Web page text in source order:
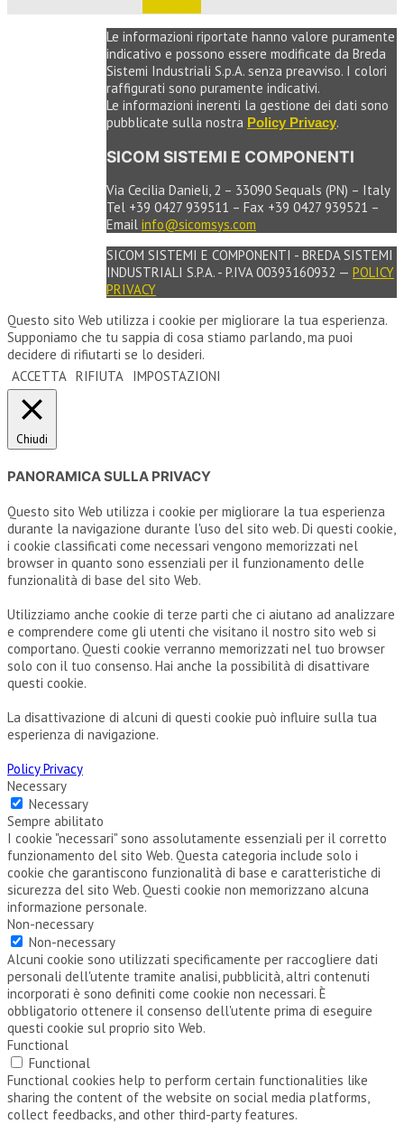
Le informazioni riportate hanno valore puramente
indicativo e possono essere modificate da Breda
Sistemi Industriali S.p.A. senza preavviso. I colori
raffigurati sono puramente indicativi.
Le informazioni inerenti la gestione dei dati sono
pubblicate sulla nostra Policy Privacy.
SICOM SISTEMI E COMPONENTI
Via Cecilia Danieli, 2 – 33090 Sequals (PN) – Italy
Tel +39 0427 939511 – Fax +39 0427 939521 –
Email info@sicomsys.com
SICOM SISTEMI E COMPONENTI - BREDA SISTEMI
INDUSTRIALI S.P.A. - P.IVA 00393160932 — POLICY
PRIVACY
Questo sito Web utilizza i cookie per migliorare la tua esperienza.
Supponiamo che tu sappia di cosa stiamo parlando, ma puoi
decidere di rifiutarti se lo desideri.
ACCETTA RIFIUTA IMPOSTAZIONI
Chiudi
PANORAMICA SULLA PRIVACY
Questo sito Web utilizza i cookie per migliorare la tua esperienza
durante la navigazione durante l'uso del sito web. Di questi cookie,
i cookie classificati come necessari vengono memorizzati nel
browser in quanto sono essenziali per il funzionamento delle
funzionalità di base del sito Web.
Utilizziamo anche cookie di terze parti che ci aiutano ad analizzare
e comprendere come gli utenti che visitano il nostro sito web si
comportano. Questi cookie verranno memorizzati nel tuo browser
solo con il tuo consenso. Hai anche la possibilità di disattivare
questi cookie.
La disattivazione di alcuni di questi cookie può influire sulla tua
esperienza di navigazione.
Policy Privacy
Necessary
Necessary
Sempre abilitato
I cookie "necessari" sono assolutamente essenziali per il corretto
funzionamento del sito Web. Questa categoria include solo i
cookie che garantiscono funzionalità di base e caratteristiche di
sicurezza del sito Web. Questi cookie non memorizzano alcuna
informazione personale.
Non-necessary
Non-necessary
Alcuni cookie sono utilizzati specificamente per raccogliere dati
personali dell'utente tramite analisi, pubblicità, altri contenuti
incorporati è sono definiti come cookie non necessari. È
obbligatorio ottenere il consenso dell'utente prima di eseguire
questi cookie sul proprio sito Web.
Functional
Functional
Functional cookies help to perform certain functionalities like
sharing the content of the website on social media platforms,
collect feedbacks, and other third-party features.